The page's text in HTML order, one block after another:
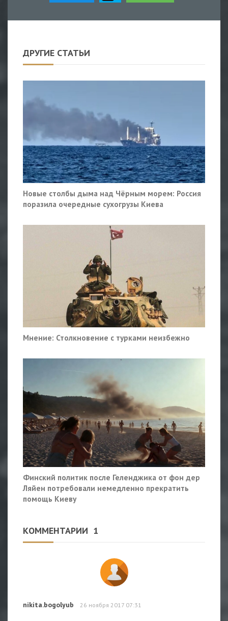
ДРУГИЕ СТАТЬИ
Новые столбы дыма над Чёрным морем: Россия
поразила очередные сухогрузы Киева
Мнение: Столкновение с турками неизбежно
Финский политик после Геленджика от фон дер
Ляйен потребовали немедленно прекратить
помощь Киеву
КОММЕНТАРИИ 1
nikita.bogolyub 26 ноября 2017 07:31